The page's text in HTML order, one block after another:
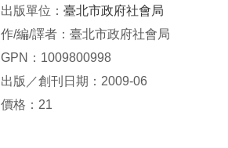
出版單位： 臺北市政府社會局
作/編/譯者：臺北市政府社會局
GPN：1009800998
出版／創刊日期：2009-06
價格：21